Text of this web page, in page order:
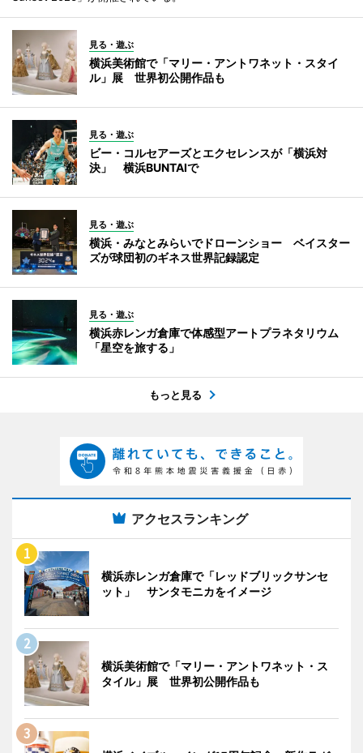
見る・遊ぶ
横浜美術館で「マリー・アントワネット・スタイ
ル」展 世界初公開作品も
見る・遊ぶ
ビー・コルセアーズとエクセレンスが「横浜対
決」 横浜BUNTAIで
見る・遊ぶ
横浜・みなとみらいでドローンショー ベイスター
ズが球団初のギネス世界記録認定
見る・遊ぶ
横浜赤レンガ倉庫で体感型アートプラネタリウム
「星空を旅する」
もっと見る
アクセスランキング
横浜赤レンガ倉庫で「レッドブリックサンセ
ット」 サンタモニカをイメージ
横浜美術館で「マリー・アントワネット・ス
タイル」展 世界初公開作品も